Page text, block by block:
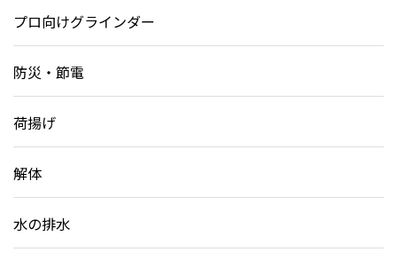
プロ向けグラインダー
防災・節電
荷揚げ
解体
水の排水